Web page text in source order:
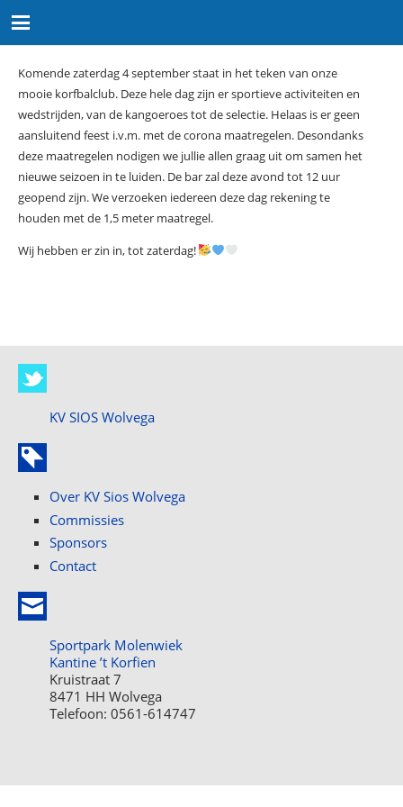
Komende zaterdag 4 september staat in het teken van onze
mooie korfbalclub. Deze hele dag zijn er sportieve activiteiten en
wedstrijden, van de kangoeroes tot de selectie. Helaas is er geen
aansluitend feest i.v.m. met de corona maatregelen. Desondanks
deze maatregelen nodigen we jullie allen graag uit om samen het
nieuwe seizoen in te luiden. De bar zal deze avond tot 12 uur
geopend zijn. We verzoeken iedereen deze dag rekening te
houden met de 1,5 meter maatregel.
Wij hebben er zin in, tot zaterdag!
KV SIOS Wolvega
Over KV Sios Wolvega
Commissies
Sponsors
Contact
Sportpark Molenwiek
Kantine ’t Korfien
Kruistraat 7
8471 HH Wolvega
Telefoon: 0561-614747